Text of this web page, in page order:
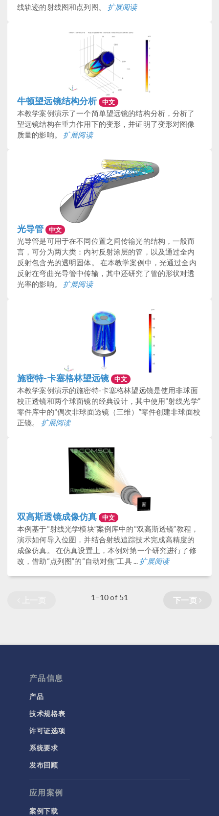
线轨迹的射线图和点列图。 扩展阅读
牛顿望远镜结构分析 中文
本教学案例演示了一个简单望远镜的结构分析，分析了
望远镜结构在重力作用下的变形，并证明了变形对图像
质量的影响。 扩展阅读
光导管 中文
光导管是可用于在不同位置之间传输光的结构，一般而
言，可分为两大类：内衬反射涂层的管，以及通过全内
反射包含光的透明固体。 在本教学案例中，光通过全内
反射在弯曲光导管中传输，其中还研究了管的形状对透
光率的影响。 扩展阅读
施密特-卡塞格林望远镜 中文
本教学案例演示的施密特-卡塞格林望远镜是使用非球面
校正透镜和两个球面镜的经典设计，其中使用“射线光学”
零件库中的“偶次非球面透镜（三维）”零件创建非球面校
正镜。 扩展阅读
双高斯透镜成像仿真 中文
本例基于“射线光学模块”案例库中的“双高斯透镜”教程，
演示如何导入位图，并结合射线追踪技术完成高精度的
成像仿真。 在仿真设置上，本例对第一个研究进行了修
改，借助“点列图”的“自动对焦”工具 ... 扩展阅读
1–10of 51 下一页
产品信息
产品
技术规格表
许可证选项
系统要求
发布回顾
应用案例
案例下载